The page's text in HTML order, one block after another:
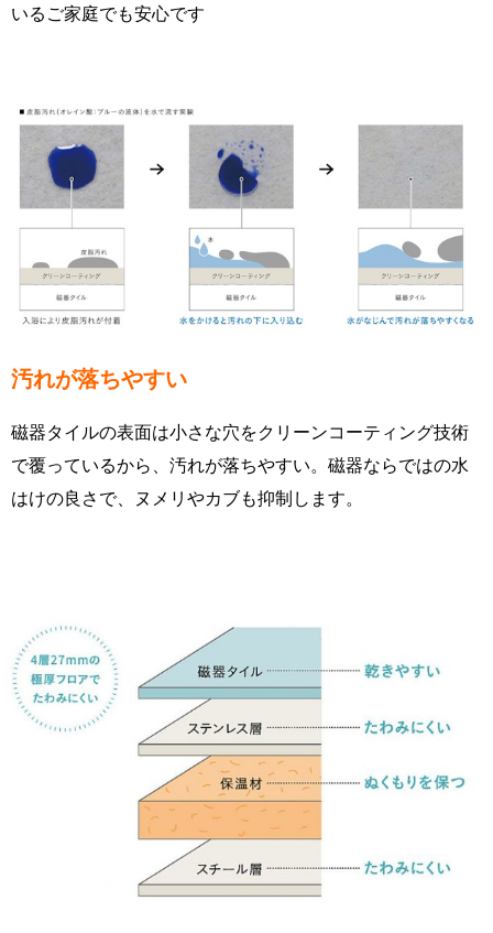
いるご家庭でも安心です
汚れが落ちやすい
磁器タイルの表面は小さな穴をクリーンコーティング技術
で覆っているから、汚れが落ちやすい。磁器ならではの水
はけの良さで、ヌメリやカブも抑制します。